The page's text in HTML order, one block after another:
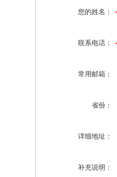
您的姓名：
联系电话：
常用邮箱：
省份：
详细地址：
补充说明：